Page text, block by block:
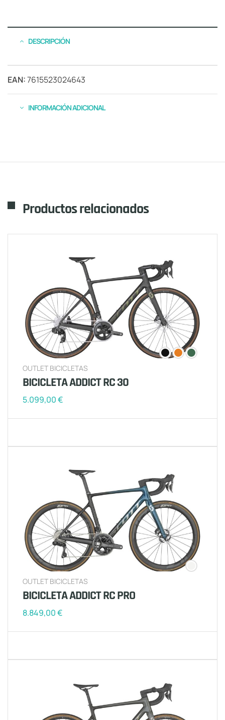
DESCRIPCIÓN
EAN:7615523024643
INFORMACIÓN ADICIONAL
Productos relacionados
OUTLET BICICLETAS
BICICLETA ADDICT RC 30
5.099,00€
OUTLET BICICLETAS
BICICLETA ADDICT RC PRO
8.849,00€